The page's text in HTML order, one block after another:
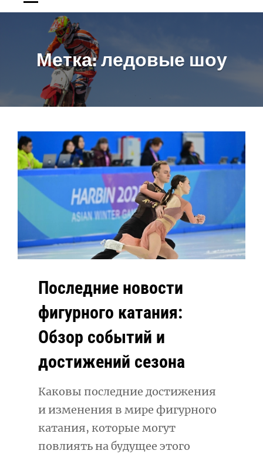
Метка:ледовые шоу
Последние новости
фигурного катания:
Обзор событий и
достижений сезона
Каковы последние достижения
и изменения в мире фигурного
катания, которые могут
повлиять на будущее этого